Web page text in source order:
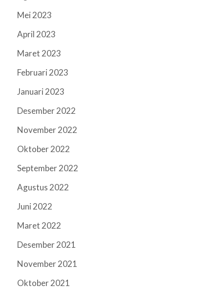
Mei 2023
April 2023
Maret 2023
Februari 2023
Januari 2023
Desember 2022
November 2022
Oktober 2022
September 2022
Agustus 2022
Juni 2022
Maret 2022
Desember 2021
November 2021
Oktober 2021